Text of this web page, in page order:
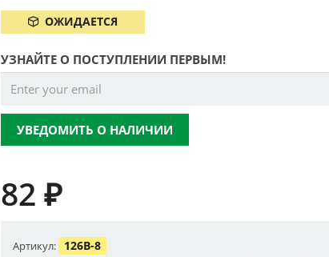
ОЖИДАЕТСЯ
УЗНАЙТЕ О ПОСТУПЛЕНИИ ПЕРВЫМ!
УВЕДОМИТЬ О НАЛИЧИИ
82₽
Артикул: 126B-8